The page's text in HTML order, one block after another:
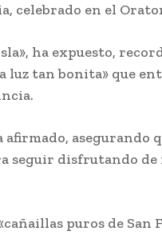
en el
ha expuesto,
luz tan bonita» que
asegurando
seguir disfrutando
puros de